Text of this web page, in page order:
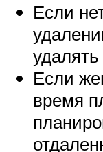
Если
Если
время